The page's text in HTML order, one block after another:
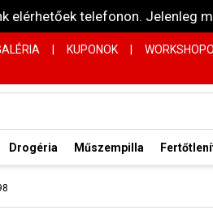
elérhetőek telefonon.
KUPONOK
Drogéria Műszempilla